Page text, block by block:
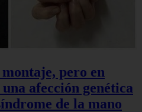
pero en
afección genética
de la mano